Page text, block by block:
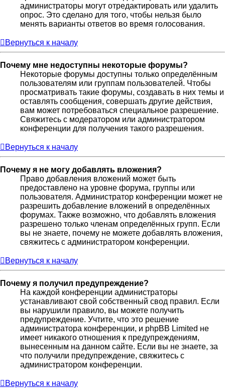
администраторы могут отредактировать или удалить
опрос. Это сделано для того, чтобы нельзя было
менять варианты ответов во время голосования.
Вернуться к началу
Почему мне недоступны некоторые форумы?
Некоторые форумы доступны только определённым
пользователям или группам пользователей. Чтобы
просматривать такие форумы, создавать в них темы и
оставлять сообщения, совершать другие действия,
вам может потребоваться специальное разрешение.
Свяжитесь с модератором или администратором
конференции для получения такого разрешения.
Вернуться к началу
Почему я не могу добавлять вложения?
Право добавления вложений может быть
предоставлено на уровне форума, группы или
пользователя. Администратор конференции может не
разрешить добавление вложений в определённых
форумах. Также возможно, что добавлять вложения
разрешено только членам определённых групп. Если
вы не знаете, почему не можете добавлять вложения,
свяжитесь с администратором конференции.
Вернуться к началу
Почему я получил предупреждение?
На каждой конференции администраторы
устанавливают свой собственный свод правил. Если
вы нарушили правило, вы можете получить
предупреждение. Учтите, что это решение
администратора конференции, и phpBB Limited не
имеет никакого отношения к предупреждениям,
вынесенным на данном сайте. Если вы не знаете, за
что получили предупреждение, свяжитесь с
администратором конференции.
Вернуться к началу